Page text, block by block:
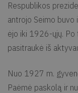
Respublikos
antrojo Seimo
ėjo iki 1926-ųjų. Po
pasitraukė iš
Nuo 1927 m.
Paėmė paskolą ir